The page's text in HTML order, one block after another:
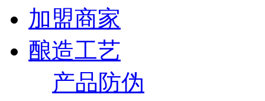
加盟商家
酿造工艺
产品防伪